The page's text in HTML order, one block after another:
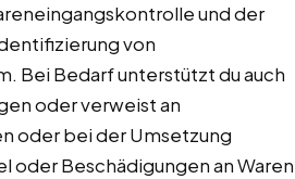
und der
von
Bei Bedarf unterstützt du auch
oder verweist an
oder bei der Umsetzung
oder Beschädigungen an Waren